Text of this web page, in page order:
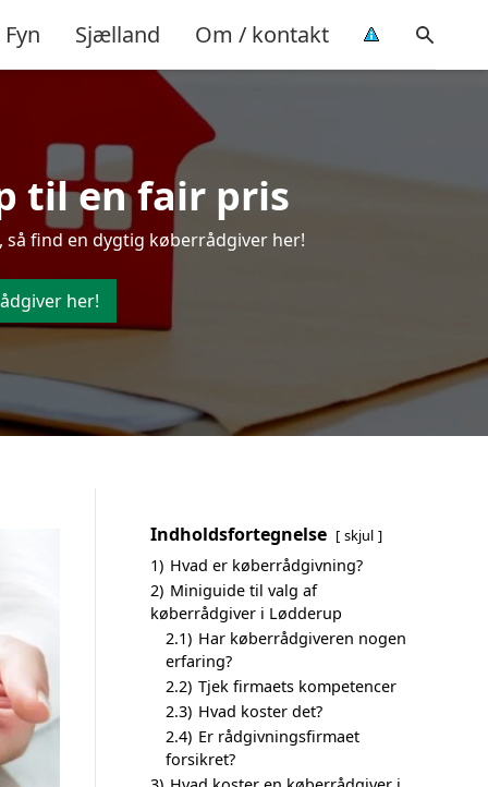
Fyn Sjælland Om / kontakt
til en fair pris
find en dygtig køberrådgiver her!
her!
Indholdsfortegnelse skjul
1) Hvad er køberrådgivning?
2) Miniguide til valg af
køberrådgiver i Lødderup
2.1) Har køberrådgiveren nogen
erfaring?
2.2) Tjek firmaets kompetencer
2.3) Hvad koster det?
2.4) Er rådgivningsfirmaet
forsikret?